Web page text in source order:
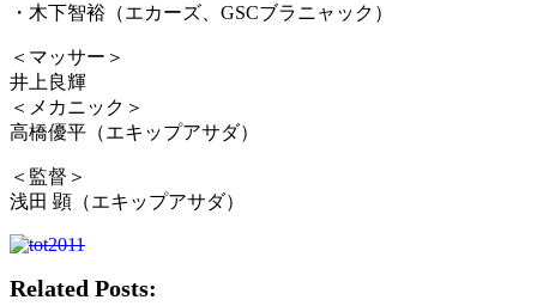
・木下智裕（エカーズ、GSCブラニャック）
＜マッサー＞
井上良輝
＜メカニック＞
高橋優平（エキップアサダ）
＜監督＞
浅田 顕（エキップアサダ）
Related Posts: